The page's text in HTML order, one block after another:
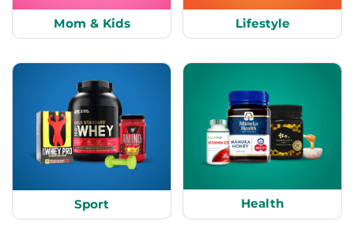
Mom & Kids Lifestyle
Sport Health